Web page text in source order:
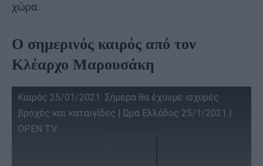
χώρα.
Ο σημερινός καιρός από τον
Κλέαρχο Μαρουσάκη
Καιρός 25/01/2021: Σήμερα θα έχουμε ισχυρές
βροχές και καταιγίδες | Ώρα Ελλάδος 25/1/2021 |
OPEN TV